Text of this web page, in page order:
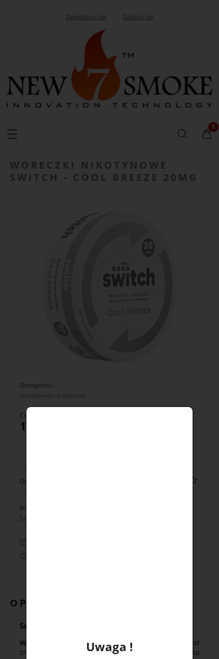
Zarejestruj się Zaloguj się
WORECZKI NIKOTYNOWE
SWITCH - COOL BREEZE 20MG
Dostępność:
oczekiwanie na dostawę
Cena:
16,90 zł
Ocena:
Producent:
Smoktech
OPIS
Smak orzeźwiającego mentolu
Woreczki nikotynowe Switchto nowa propozycja od
znakomitej firmy Smok. Produkt ten to bezdymna
Uwaga !